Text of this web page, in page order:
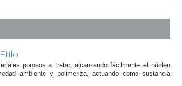
porosos a tratar, alcanzando fácilmente el núcleo
ambiente y polimeriza, actuando como sustancia